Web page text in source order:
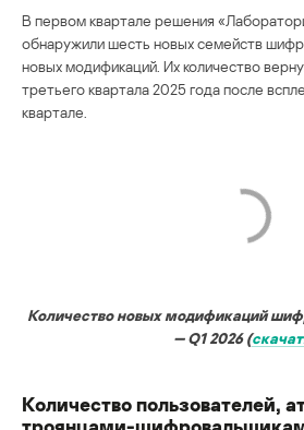
В первом квартале решения
обнаружили шесть новых семейств
новых модификаций. Их количество
третьего квартала 2025 года после
квартале.
Количество новых модификаций
— Q1 2026 (
Количество пользователей,